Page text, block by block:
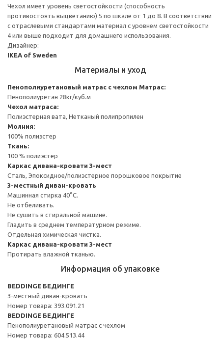
Чехол имеет уровень светостойкости (способность
противостоять выцветанию) 5 по шкале от 1 до 8. В соответствии
с отраслевыми стандартами материал с уровнем светостойкости
4 или выше подходит для домашнего использования.
Дизайнер:
IKEA of Sweden
Материалы и уход
Пенополиуретановый матрас с чехлом Матрас:
Пенополиуретан 28кг/куб.м
Чехол матраса:
Полиэстерная вата, Нетканый полипропилен
Молния:
100% полиэстер
Ткань:
100 % полиэстер
Каркас дивана-кровати 3-мест
Сталь, Эпоксидное/полиэстерное порошковое покрытие
3-местный диван-кровать
Машинная стирка 40°С.
Не отбеливать.
Не сушить в стиральной машине.
Гладить в среднем температурном режиме.
Отдельная химическая чистка.
Каркас дивана-кровати 3-мест
Протирать влажной тканью.
Информация об упаковке
BEDDINGE БЕДИНГЕ
3-местный диван-кровать
Номер товара: 393.091.21
BEDDINGE БЕДИНГЕ
Пенополиуретановый матрас с чехлом
Номер товара: 604.513.44